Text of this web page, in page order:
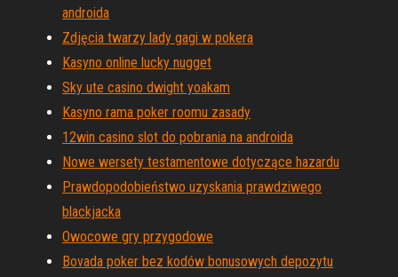
androida
Zdjęcia twarzy lady gagi w pokera
Kasyno online lucky nugget
Sky ute casino dwight yoakam
Kasyno rama poker roomu zasady
12win casino slot do pobrania na androida
Nowe wersety testamentowe dotyczące hazardu
Prawdopodobieństwo uzyskania prawdziwego
blackjacka
Owocowe gry przygodowe
Bovada poker bez kodów bonusowych depozytu